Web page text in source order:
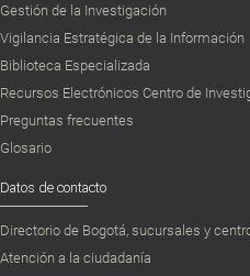
Gestión de la Investigación
Vigilancia Estratégica de la Información
Biblioteca Especializada
Recursos Electrónicos Centro de
Preguntas frecuentes
Glosario
Datos de contacto
Directorio de Bogotá, sucursales y
Atención a la ciudadanía